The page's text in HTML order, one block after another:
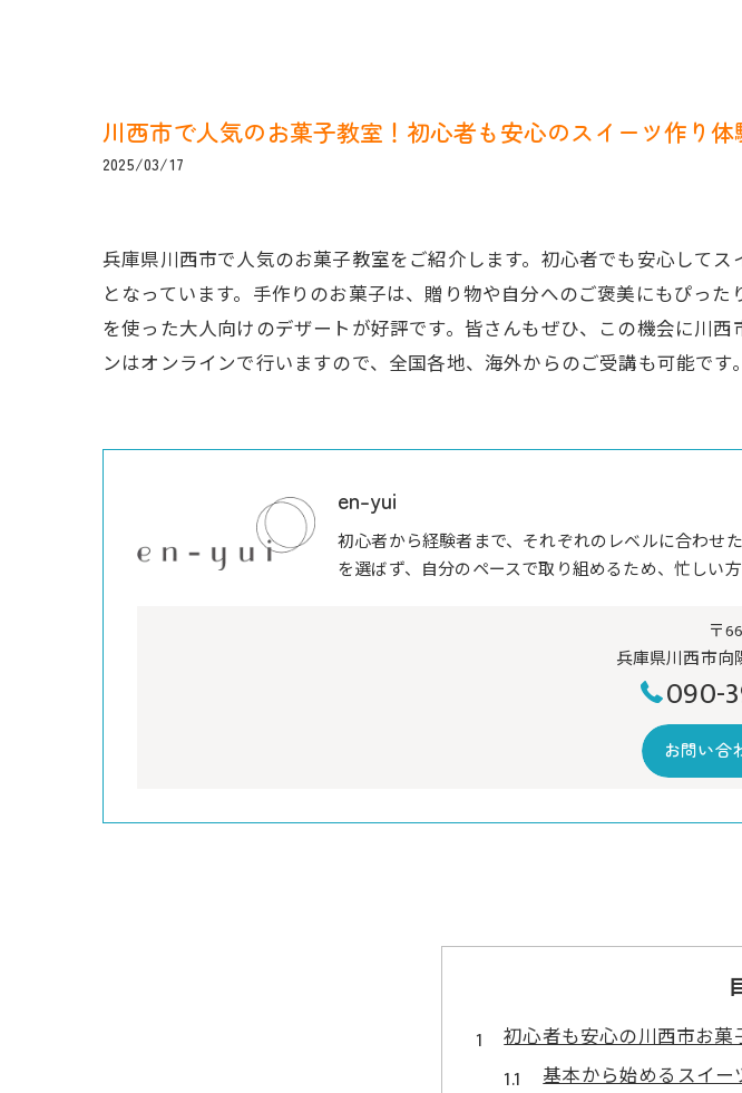
川西市で人気のお菓子教室！初心者も安心のスイーツ作り体
2025/03/17
兵庫県川西市で人気のお菓子教室をご紹介します。初心者でも安心して
となっています。手作りのお菓子は、贈り物や自分へのご褒美にもぴっ
を使った大人向けのデザートが好評です。皆さんもぜひ、この機会に川
ンはオンラインで行いますので、全国各地、海外からのご受講も可能です
en-yui
初心者から経験者まで、それぞれのレベルに合わせ
を選ばず、自分のペースで取り組めるため、忙しい
〒
兵庫県川西市向
090-
お問い合
初心者も安心の川西市お
基本から始めるスイ